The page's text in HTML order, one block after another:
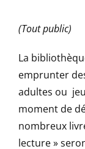
(Tout public)
La
emprunter
adultes ou
moment de
nombreux
lecture »